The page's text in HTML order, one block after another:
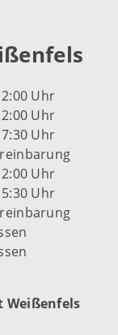
Uhr
Uhr
Uhr
Uhr
Uhr
Weißenfels